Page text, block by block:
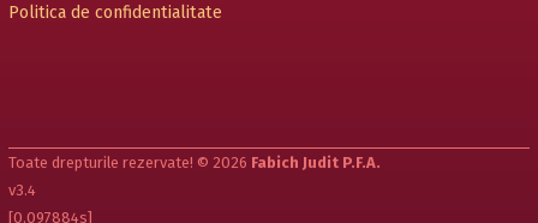
Politica de confidentialitate
Toate drepturile rezervate! © 2026 Fabich Judit P.F.A.
v3.4
[0.097884s]